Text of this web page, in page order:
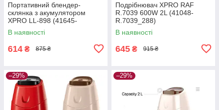
Портативний блендер-
склянка з акумулятором
XPRO LL-898 (41645-
16032_235)
В наявності
614 ₴ 875 ₴
Подрібнювач XPRO RAF
R.7039 600W 2L (41048-
R.7039_288)
В наявності
645 ₴ 915 ₴
–29% –29%